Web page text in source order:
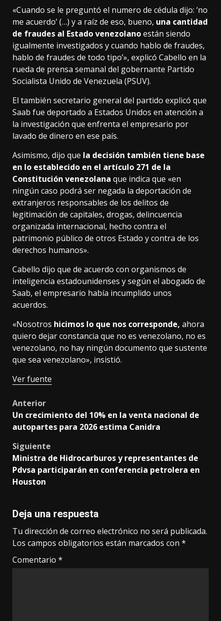
«Cuando se le preguntó el numero de cédula dijo: ‘no
me acuerdo’ (…) y a raíz de eso, bueno, una cantidad
de fraudes al Estado venezolanoestán siendo
igualmente investigados y cuando hablo de fraudes,
hablo de fraudes de todo tipo’», explicó Cabello en la
rueda de prensa semanal del gobernante Partido
Socialista Unido de Venezuela (PSUV).
El también secretario general del partido explicó que
Saab fue deportado a Estados Unidos en atención a
la investigación que enfrenta el empresario por
lavado de dinero en ese país.
Asimismo, dijo que la decisión también tiene base
en lo establecido en el artículo 271 de la
Constitución venezolana que indica que «en
ningún caso podrá ser negada la deportación de
extranjeros responsables de los delitos de
legitimación de capitales, drogas, delincuencia
organizada internacional, hecho contra el
patrimonio público de otros Estado y contra de los
derechos humanos».
Cabello dijo que de acuerdo con organismos de
inteligencia estadounidenses y según el abogado de
Saab, el empresario había incumplido unos
acuerdos.
«Nosotros hicimos lo que nos corresponde, ahora
quiero dejar constancia que no es venezolano, no es
venezolano, no hay ningún documento que sustente
que sea venezolano», insistió.
Ver fuente
Post
navigation
Anterior
Un crecimiento del 10% en la venta nacional de
autopartes para 2026 estima Canidra
Siguiente
Ministra de Hidrocarburos y representantes de
Pdvsa participarán en conferencia petrolera en
Houston
Deja una respuesta
Tu dirección de correo electrónico no será publicada.
Los campos obligatorios están marcados con *
Comentario *